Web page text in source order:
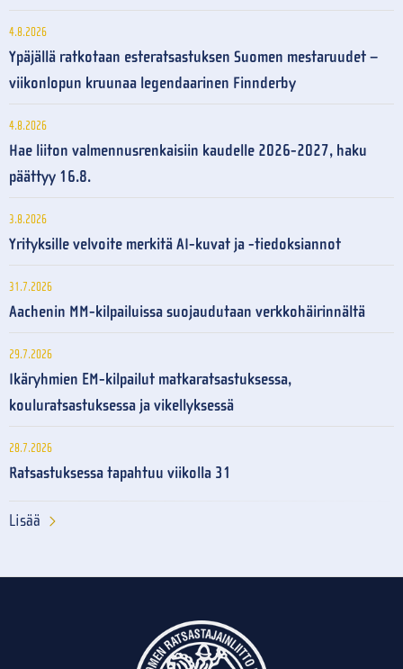
4.8.2026
Ypäjällä ratkotaan esteratsastuksen Suomen mestaruudet –
viikonlopun kruunaa legendaarinen Finnderby
4.8.2026
Hae liiton valmennusrenkaisiin kaudelle 2026-2027, haku
päättyy 16.8.
3.8.2026
Yrityksille velvoite merkitä AI-kuvat ja -tiedoksiannot
31.7.2026
Aachenin MM-kilpailuissa suojaudutaan verkkohäirinnältä
29.7.2026
Ikäryhmien EM-kilpailut matkaratsastuksessa,
kouluratsastuksessa ja vikellyksessä
28.7.2026
Ratsastuksessa tapahtuu viikolla 31
Lisää